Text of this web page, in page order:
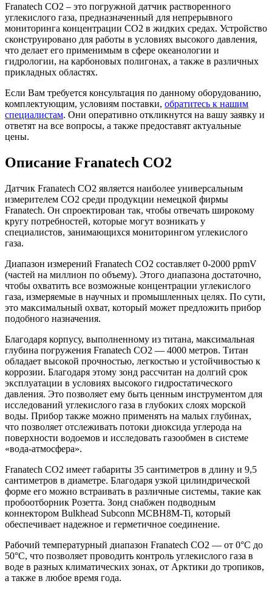
Franatech CO2 – это погружной датчик растворенного
углекислого газа, предназначенный для непрерывного
мониторинга концентрации CO2 в жидких средах. Устройство
сконструировано для работы в условиях высокого давления,
что делает его применимым в сфере океанологии и
гидрологии, на карбоновых полигонах, а также в различных
прикладных областях.
Если Вам требуется консультация по данному оборудованию,
комплектующим, условиям поставки, обратитесь к нашим
специалистам. Они оперативно откликнутся на вашу заявку и
ответят на все вопросы, а также предоставят актуальные
цены.
Описание Franatech CO2
Датчик Franatech CO2 является наиболее универсальным
измерителем CO2 среди продукции немецкой фирмы
Franatech. Он спроектирован так, чтобы отвечать широкому
кругу потребностей, которые могут возникать у
специалистов, занимающихся мониторингом углекислого
газа.
Диапазон измерений Franatech CO2 составляет 0-2000 ppmV
(частей на миллион по объему). Этого диапазона достаточно,
чтобы охватить все возможные концентрации углекислого
газа, измеряемые в научных и промышленных целях. По сути,
это максимальный охват, который может предложить прибор
подобного назначения.
Благодаря корпусу, выполненному из титана, максимальная
глубина погружения Franatech CO2 — 4000 метров. Титан
обладает высокой прочностью, легкостью и устойчивостью к
коррозии. Благодаря этому зонд рассчитан на долгий срок
эксплуатации в условиях высокого гидростатического
давления. Это позволяет ему быть ценным инструментом для
исследований углекислого газа в глубоких слоях морской
воды. Прибор также можно применять на малых глубинах,
что позволяет отслеживать потоки диоксида углерода на
поверхности водоемов и исследовать газообмен в системе
«вода-атмосфера».
Franatech CO2 имеет габариты 35 сантиметров в длину и 9,5
сантиметров в диаметре. Благодаря узкой цилиндрической
форме его можно встраивать в различные системы, такие как
пробоотборник Розетта. Зонд снабжен подводным
коннектором Bulkhead Subconn MCBH8M-Ti, который
обеспечивает надежное и герметичное соединение.
Рабочий температурный диапазон Franatech CO2 — от 0°C до
50°C, что позволяет проводить контроль углекислого газа в
воде в разных климатических зонах, от Арктики до тропиков,
а также в любое время года.